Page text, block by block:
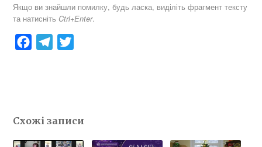
Якщо ви знайшли помилку, будь ласка, виділіть фрагмент тексту
та натисніть Ctrl+Enter.
o
o
r
a
e
r
Схожі записи